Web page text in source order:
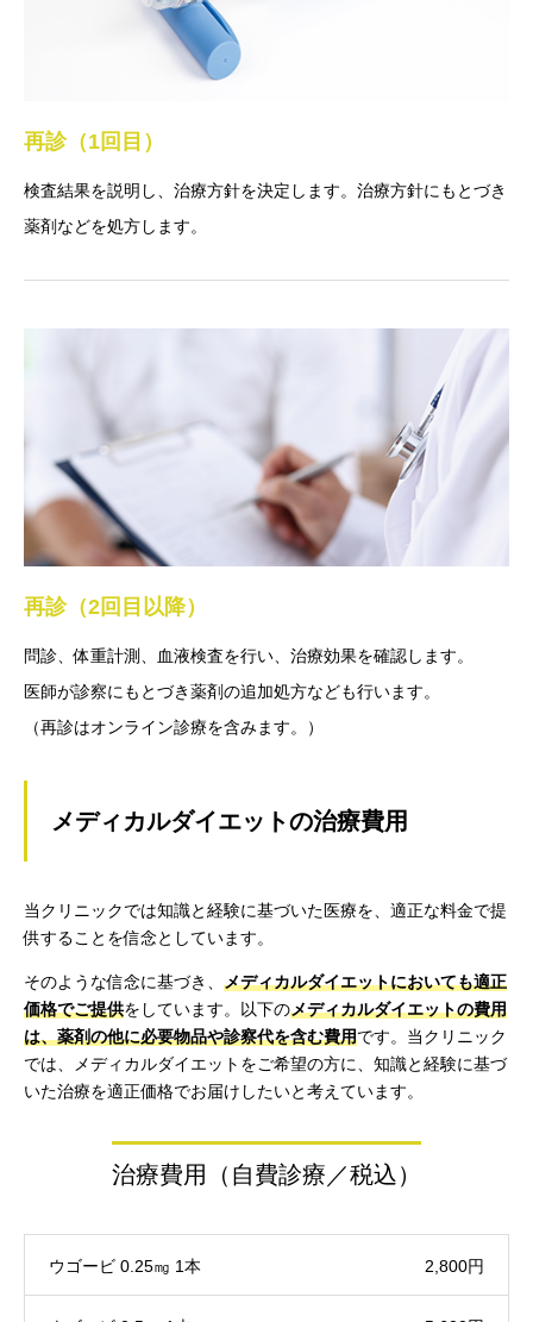
再診（1回目）
検査結果を説明し、治療方針を決定します。治療方針にもとづき
薬剤などを処方します。
再診（2回目以降）
問診、体重計測、血液検査を行い、治療効果を確認します。
医師が診察にもとづき薬剤の追加処方なども行います。
（再診はオンライン診療を含みます。）
メディカルダイエットの治療費用
当クリニックでは知識と経験に基づいた医療を、適正な料金で提
供することを信念としています。
そのような信念に基づき、 メディカルダイエットにおいても適正
価格でご提供をしています。以下のメディカルダイエットの費用
は、薬剤の他に必要物品や診察代を含む費用です。当クリニック
では、メディカルダイエットをご希望の方に、知識と経験に基づ
いた治療を適正価格でお届けしたいと考えています。
治療費用（自費診療／税込）
ウゴービ 0.25㎎ 1本 2,800円